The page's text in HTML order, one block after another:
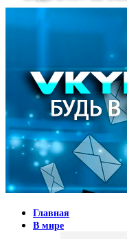
Главная
В мире